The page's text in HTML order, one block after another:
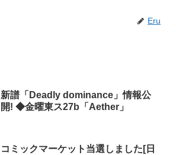
Eru
新譜「Deadly dominance」情報公
開! ◆金曜東ス27b「Aether」
コミックマーケット当選しました[日